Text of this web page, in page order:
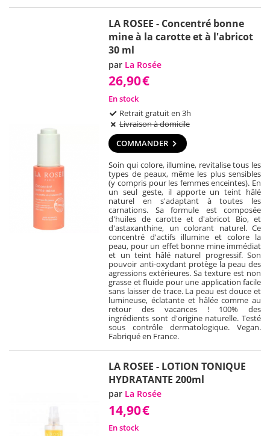
LA ROSEE - Concentré bonne
mine à la carotte et à l'abricot
30 ml
par La Rosée
26,90€
En stock
Retrait gratuit en 3h
Livraison à domicile
COMMANDER
Soin qui colore, illumine, revitalise tous les
types de peaux, même les plus sensibles
(y compris pour les femmes enceintes). En
un seul geste, il apporte un teint hâlé
naturel en s'adaptant à toutes les
carnations. Sa formule est composée
d'huiles de carotte et d'abricot Bio, et
d'astaxanthine, un colorant naturel. Ce
concentré d'actifs illumine et colore la
peau, pour un effet bonne mine immédiat
et un teint hâlé naturel progressif. Son
pouvoir anti-oxydant protège la peau des
agressions extérieures. Sa texture est non
grasse et fluide pour une application facile
sans laisser de trace. La peau est douce et
lumineuse, éclatante et hâlée comme au
retour des vacances ! 100% des
ingrédients sont d'origine naturelle. Testé
sous contrôle dermatologique. Vegan.
Fabriqué en France.
LA ROSEE - LOTION TONIQUE
HYDRATANTE 200ml
par La Rosée
14,90€
En stock